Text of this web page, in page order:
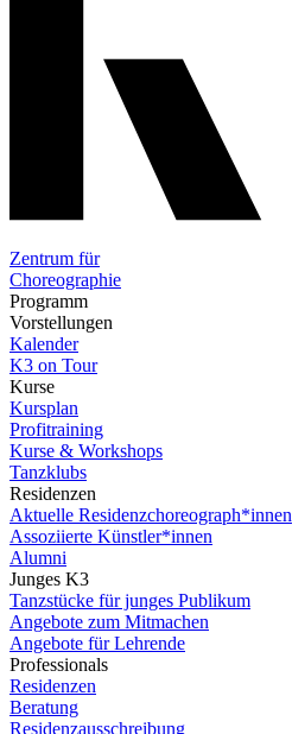
Zentrum für
Choreographie
Programm
Vorstellungen
Kalender
K3 on Tour
Kurse
Kursplan
Profitraining
Kurse & Workshops
Tanzklubs
Residenzen
Aktuelle Residenzchoreograph*innen
Assoziierte Künstler*innen
Alumni
Junges K3
Tanzstücke für junges Publikum
Angebote zum Mitmachen
Angebote für Lehrende
Professionals
Residenzen
Beratung
Residenzausschreibung